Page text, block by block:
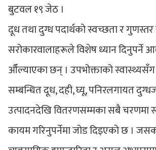
बुटवल १९ जेठ ।
दूध तथा दुग्ध पदार्थको स्वच्छता र गुणस्तर
सरोकारवालाहरूले विशेष ध्यान दिनुपर्ने
औँल्याएका छन् । उपभोक्ताको स्वास्थ्यसँग
सम्बन्धित दूध, दही, घ्यू, पनिरलगायत
उत्पादनदेखि वितरणसम्मका सबै चरणमा
कायम गरिनुपर्नेमा जोड दिइएको छ ।